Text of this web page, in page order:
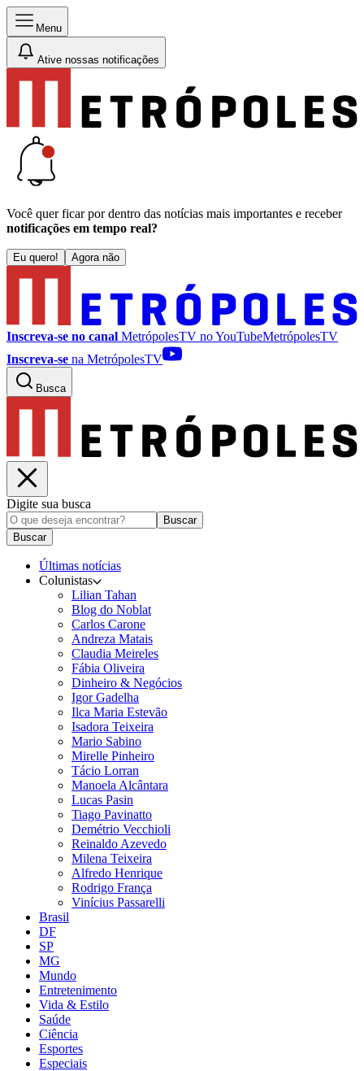
Menu
Ative nossas notificações
Você quer ficar por dentro das notícias mais importantes e receber
notificações em tempo real?
Eu quero! Agora não
Inscreva-se no canal MetrópolesTV noYouTubeMetrópolesTV
Inscreva-se na MetrópolesTV
Busca
Digite sua busca
Buscar
Buscar
Últimas notícias
Colunistas
Lilian Tahan
Blog do Noblat
Carlos Carone
Andreza Matais
Claudia Meireles
Fábia Oliveira
Dinheiro & Negócios
Igor Gadelha
Ilca Maria Estevão
Isadora Teixeira
Mario Sabino
Mirelle Pinheiro
Tácio Lorran
Manoela Alcântara
Lucas Pasin
Tiago Pavinatto
Demétrio Vecchioli
Reinaldo Azevedo
Milena Teixeira
Alfredo Henrique
Rodrigo França
Vinícius Passarelli
Brasil
DF
SP
MG
Mundo
Entretenimento
Vida & Estilo
Saúde
Ciência
Esportes
Especiais